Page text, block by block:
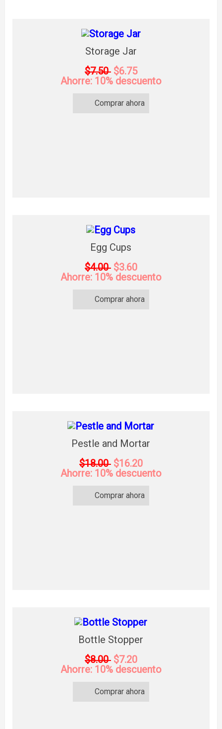
Storage Jar
$7.50 $6.75
Ahorre: 10% descuento
Comprar ahora
Egg Cups
$4.00 $3.60
Ahorre: 10% descuento
Comprar ahora
Pestle and Mortar
$18.00 $16.20
Ahorre: 10% descuento
Comprar ahora
Bottle Stopper
$8.00 $7.20
Ahorre: 10% descuento
Comprar ahora